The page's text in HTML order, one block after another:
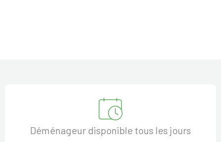
Déménageur disponible tous les jours